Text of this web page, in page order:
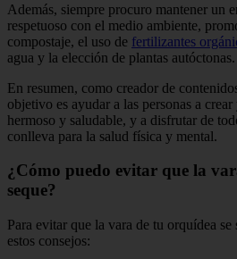
Además, siempre procuro mantener un
respetuoso con el medio ambiente,
compostaje, el uso de fertilizantes
agua y la elección de plantas autóctonas.
En resumen, como creador de
objetivo es ayudar a las personas a
hermoso y saludable, y a disfrutar de
conlleva para la salud física y mental.
¿Cómo puedo evitar que la
seque?
Para evitar que la vara de tu orquídea
estos consejos: